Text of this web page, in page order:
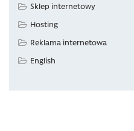
Sklep internetowy
Hosting
Reklama internetowa
English